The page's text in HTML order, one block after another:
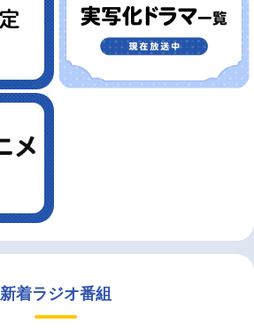
新着ラジオ番組